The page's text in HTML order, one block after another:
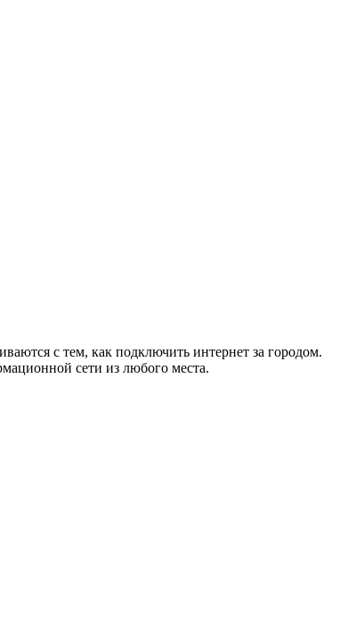
с тем, как подключить интернет за городом.
сети из любого места.